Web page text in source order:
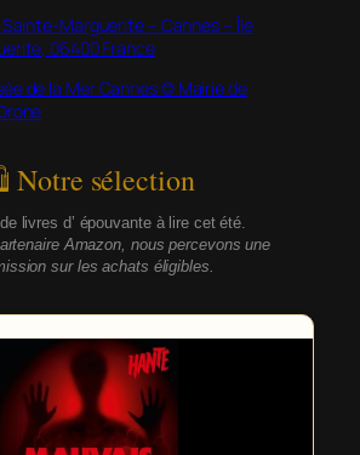
Marguerite – Cannes – Île
06400 France
de la Mer Cannes © Mairie de
sélection
livres d’ épouvante à lire cet été.
Amazon, nous percevons une
sur les achats éligibles.